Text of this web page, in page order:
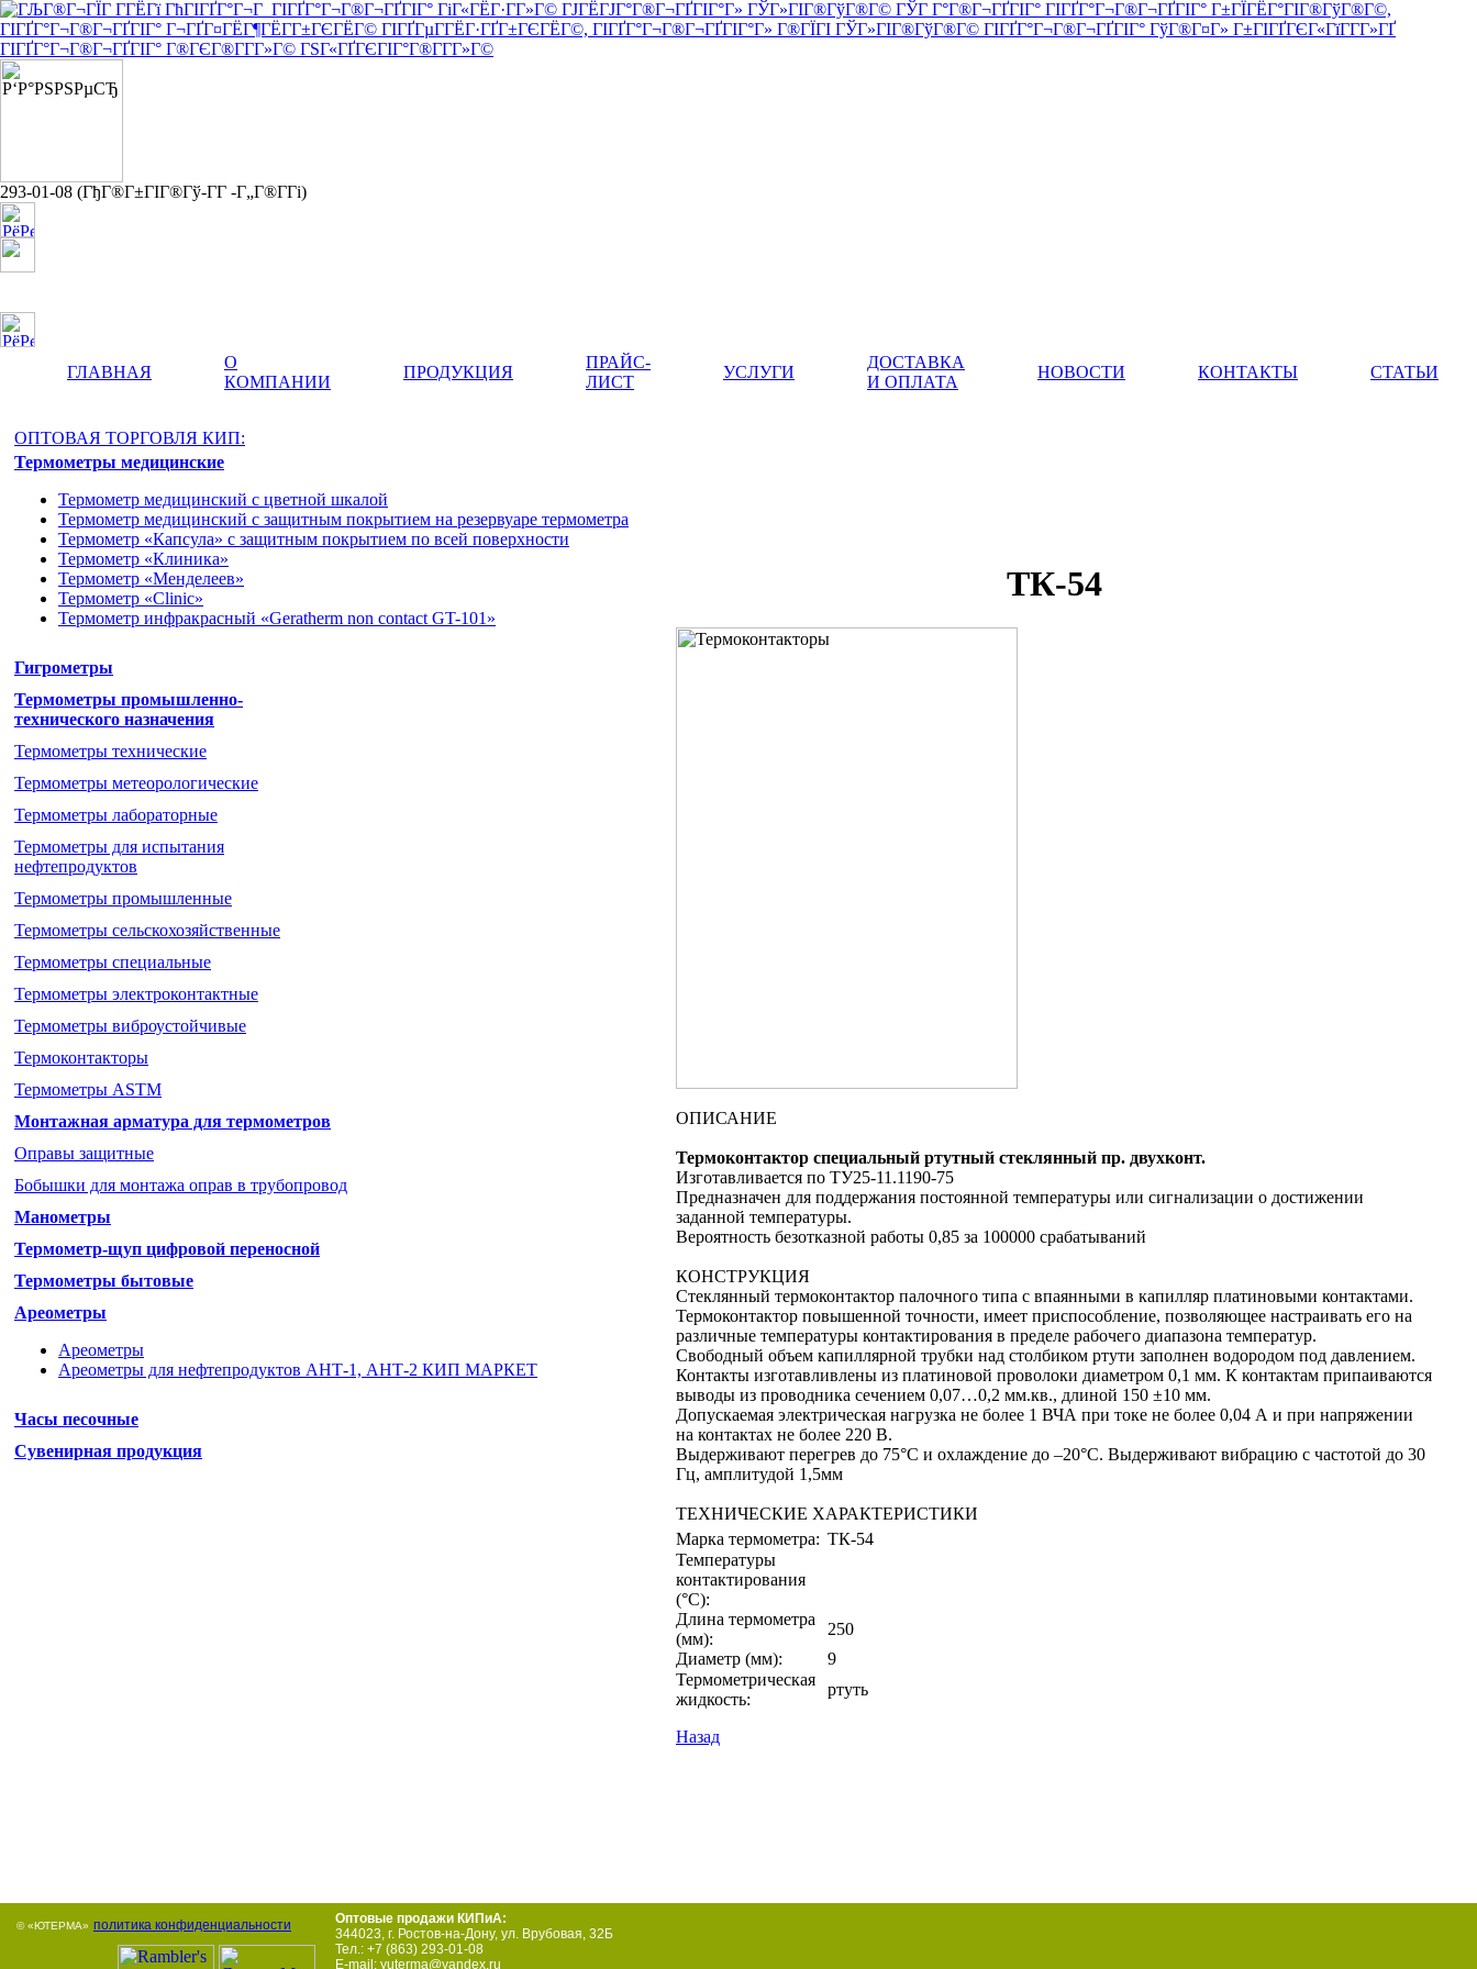
293-01-08 (ГђГ®Г±ГІГ®Гў-Г­Г -Г„Г®Г­Гі)
ГЛАВНАЯ
О
КОМПАНИИ
ПРОДУКЦИЯ
ПРАЙС-
ЛИСТ
УСЛУГИ
ДОСТАВКА
И ОПЛАТА
НОВОСТИ КОНТАКТЫ СТАТЬИ
ОПТОВАЯ ТОРГОВЛЯ КИП:
Термометры медицинские
Термометр медицинский с цветной шкалой
Термометр медицинский с защитным покрытием на резервуаре термометра
Термометр «Капсула» с защитным покрытием по всей поверхности
Термометр «Клиника»
Термометр «Менделеев»
Термометр «Clinic»
Термометр инфракрасный «Geratherm non contact GT-101»
Гигрометры
Термометры промышленно-
технического назначения
Термометры технические
Термометры метеорологические
Термометры лабораторные
Термометры для испытания
нефтепродуктов
Термометры промышленные
Термометры cельскохозяйственные
Термометры специальные
Термометры электроконтактные
Термометры виброустойчивые
Термоконтакторы
Термометры ASTM
Монтажная арматура для термометров
Оправы защитные
Бобышки для монтажа оправ в трубопровод
Манометры
Термометр-щуп цифровой переносной
Термометры бытовые
Ареометры
Ареометры
Ареометры для нефтепродуктов АНТ-1, АНТ-2 КИП МАРКЕТ
Часы песочные
Сувенирная продукция
ТК-54
ОПИСАHИЕ
Термоконтактор специальный ртутный стеклянный пр. двухконт.
Изготавливается по ТУ25-11.1190-75
Предназначен для поддержания постоянной температуры или сигнализации о достижении
заданной температуры.
Вероятность безотказной работы 0,85 за 100000 срабатываний
КОНСТРУКЦИЯ
Стеклянный термоконтактор палочного типа с впаянными в капилляр платиновыми контактами.
Термоконтактор повышенной точности, имеет приспособление, позволяющее настраивать его на
различные температуры контактирования в пределе рабочего диапазона температур.
Свободный объем капиллярной трубки над столбиком ртути заполнен водородом под давлением.
Контакты изготавливлены из платиновой проволоки диаметром 0,1 мм. К контактам припаиваются
выводы из проводника сечением 0,07…0,2 мм.кв., длиной 150 ±10 мм.
Допускаемая электрическая нагрузка не более 1 ВЧА при токе не более 0,04 А и при напряжении
на контактах не более 220 В.
Выдерживают перегрев до 75°С и охлаждение до –20°С. Выдерживают вибрацию с частотой до 30
Гц, амплитудой 1,5мм
ТЕХНИЧЕСКИЕ ХАРАКТЕРИСТИКИ
Марка термометра: ТК-54
Температуры
контактирования
(°С):
Длина термометра
(мм):
250
Диаметр (мм):
9
Термометрическая
жидкость:
ртуть
Назад
© «ЮТЕРМА» политика конфиденциальности
Оптовые продажи КИПиА:
344023, г. Ростов-на-Дону, ул. Врубовая, 32Б
Тел.: +7 (863) 293-01-08
E-mail: yuterma@yandex.ru